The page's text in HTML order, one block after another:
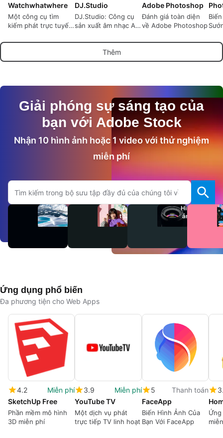
Watchwhatwhere
Một công cụ tìm
kiếm phát trực tuyến
rõ ràng và thực tế
DJ.Studio
DJ.Studio: Công cụ
sản xuất âm nhạc AI
Adobe Photoshop
Đánh giá toàn diện
về Adobe Photoshop
Thêm
Giải phóng sự sáng tạo của
bạn với Adobe Stock
Nhận 10 hình ảnh hoặc 1 video với thử nghiệm
miễn phí
Tìm kiếm trên trang Adobe.com
Video
Âm
thanh
Hình
ảnh
Ứng dụng phổ biến
Đa phương tiện cho Web Apps
4.2
Miễn phí
SketchUp Free
Phần mềm mô hình
3D miễn phí
3.9
Miễn phí
YouTube TV
Một dịch vụ phát
trực tiếp TV linh hoạt
5
Thanh toán
FaceApp
Biến Hình Ảnh Của
Bạn Với FaceApp